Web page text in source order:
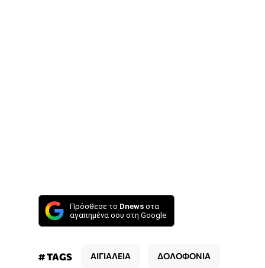
Πρόσθεσε το Dnews στα
αγαπημένα σου στη Google
# TAGS ΑΙΓΙΑΛΕΙΑ ΔΟΛΟΦΟΝΙΑ